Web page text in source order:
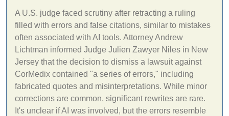
A U.S. judge faced scrutiny after retracting a ruling
filled with errors and false citations, similar to mistakes
often associated with AI tools. Attorney Andrew
Lichtman informed Judge Julien Zawyer Niles in New
Jersey that the decision to dismiss a lawsuit against
CorMedix contained "a series of errors," including
fabricated quotes and misinterpretations. While minor
corrections are common, significant rewrites are rare.
It's unclear if AI was involved, but the errors resemble